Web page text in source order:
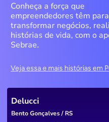
Conheça a força que
empreendedores têm para
transformar negócios,
histórias de vida, com o
Sebrae.
Veja essa e mais histórias em
Delucci
Bento Gonçalves / RS